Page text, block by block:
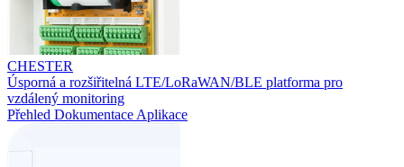
CHESTER
Úsporná a rozšiřitelná LTE/LoRaWAN/BLE platforma pro
vzdálený monitoring
Přehled Dokumentace Aplikace